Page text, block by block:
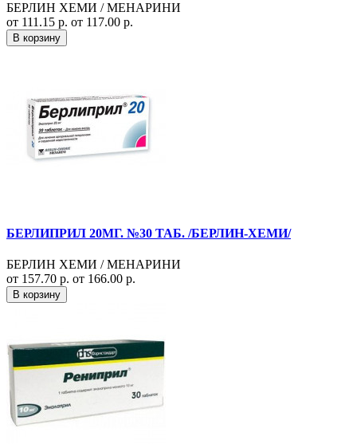
БЕРЛИН ХЕМИ / МЕНАРИНИ
от 111.15 р. от 117.00 р.
В корзину
БЕРЛИПРИЛ 20МГ. №30 ТАБ. /БЕРЛИН-ХЕМИ/
БЕРЛИН ХЕМИ / МЕНАРИНИ
от 157.70 р. от 166.00 р.
В корзину